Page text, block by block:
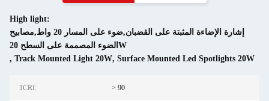
High light:
إشارة الإضاءة المثبتة على القضبان,ضوء على المسار 20 واط,مصابيح
الضوء المصممة على السطح 20W
, Track Mounted Light 20W, Surface Mounted Led Spotlights 20W
1CRI: > 90